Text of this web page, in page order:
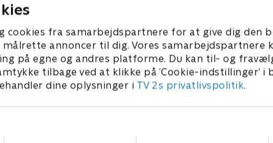
cookies fra samarbejdspartnere for at give dig den
annoncer til dig. Vores samarbejdspartnere
på egne og andres platforme. Du kan til- og
tilbage ved at klikke på ’Cookie-indstillinger’ i
dine oplysninger i TV 2s privatlivspolitik.
kikkerten, har chancen
20.000 kr. til et
efter eget
både til vands, til lands
når de skal finde en
en bæver og
kongeørn.
hold finde en giftig
spættet sæl og ikke mindst
hold, der først finder
indkasserer point,
kr., som doneres til et